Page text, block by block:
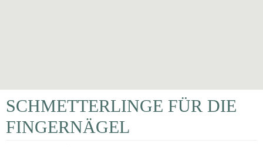
SCHMETTERLINGE FÜR DIE
FINGERNÄGEL